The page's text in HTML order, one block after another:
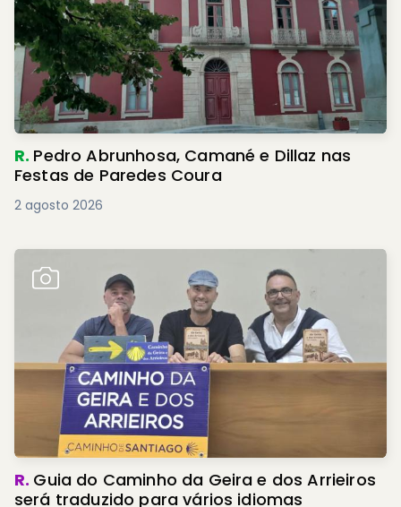
R. Pedro Abrunhosa, Camané e Dillaz nas
Festas de Paredes Coura
2 agosto 2026
R. Guia do Caminho da Geira e dos Arrieiros
será traduzido para vários idiomas